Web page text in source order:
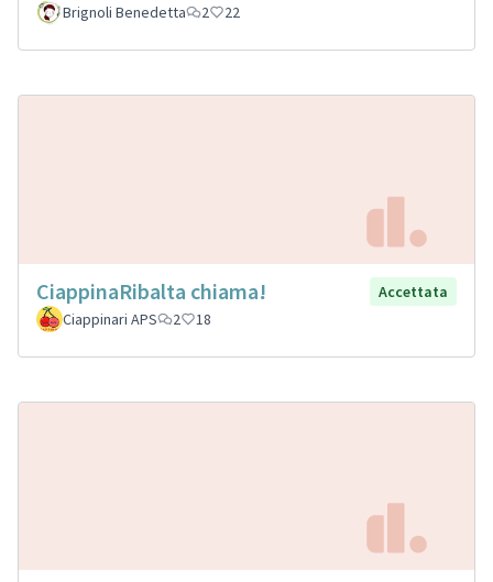
Brignoli Benedetta
2 22
CiappinaRibalta chiama!
Accettata
Ciappinari APS
2 18